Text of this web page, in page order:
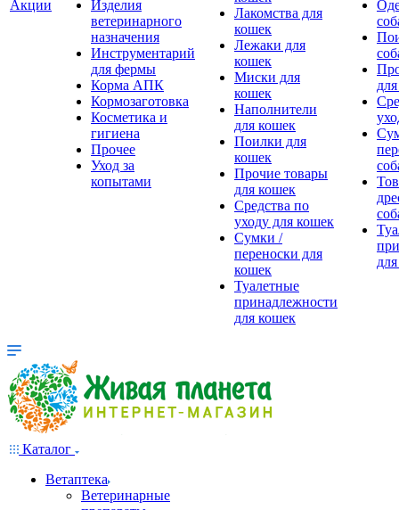
Акции
Изделия
ветеринарного
назначения
Инструментарий
для фермы
Корма АПК
Кормозаготовка
Косметика и
гигиена
Прочее
Уход за
копытами
Лакомства для
кошек
Лежаки для
кошек
Миски для
кошек
Наполнители
для кошек
Поилки для
кошек
Прочие товары
для кошек
Средства по
уходу для кошек
Сумки /
переноски для
кошек
Туалетные
принадлежности
для кошек
Каталог
Ветаптека
Ветеринарные